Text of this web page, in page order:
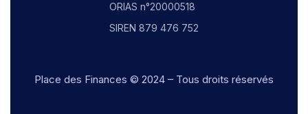
ORIAS n°20000518
SIREN 879 476 752
Place des Finances © 2024 – Tous droits réservés